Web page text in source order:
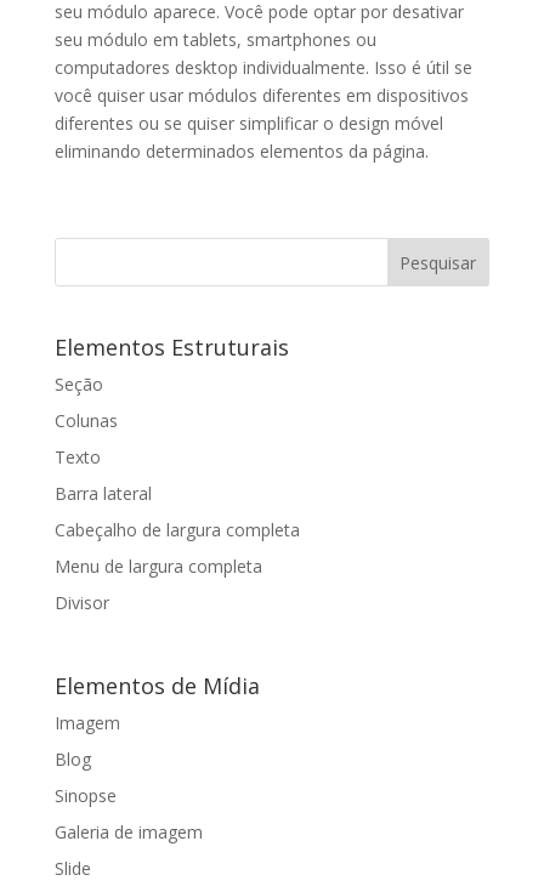
seu módulo aparece. Você pode optar por desativar
seu módulo em tablets, smartphones ou
computadores desktop individualmente. Isso é útil se
você quiser usar módulos diferentes em dispositivos
diferentes ou se quiser simplificar o design móvel
eliminando determinados elementos da página.
Elementos Estruturais
Seção
Colunas
Texto
Barra lateral
Cabeçalho de largura completa
Menu de largura completa
Divisor
Elementos de Mídia
Imagem
Blog
Sinopse
Galeria de imagem
Slide